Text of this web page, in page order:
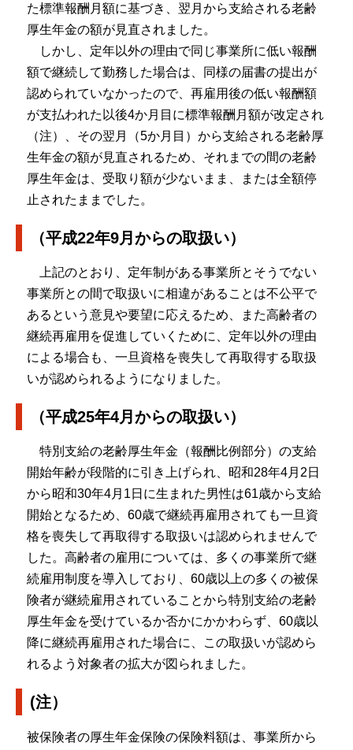
た標準報酬月額に基づき、翌月から支給される老齢
厚生年金の額が見直されました。
しかし、定年以外の理由で同じ事業所に低い報酬
額で継続して勤務した場合は、同様の届書の提出が
認められていなかったので、再雇用後の低い報酬額
が支払われた以後4か月目に標準報酬月額が改定され
（注）、その翌月（5か月目）から支給される老齢厚
生年金の額が見直されるため、それまでの間の老齢
厚生年金は、受取り額が少ないまま、または全額停
止されたままでした。
（平成22年9月からの取扱い）
上記のとおり、定年制がある事業所とそうでない
事業所との間で取扱いに相違があることは不公平で
あるという意見や要望に応えるため、また高齢者の
継続再雇用を促進していくために、定年以外の理由
による場合も、一旦資格を喪失して再取得する取扱
いが認められるようになりました。
（平成25年4月からの取扱い）
特別支給の老齢厚生年金（報酬比例部分）の支給
開始年齢が段階的に引き上げられ、昭和28年4月2日
から昭和30年4月1日に生まれた男性は61歳から支給
開始となるため、60歳で継続再雇用されても一旦資
格を喪失して再取得する取扱いは認められませんで
した。高齢者の雇用については、多くの事業所で継
続雇用制度を導入しており、60歳以上の多くの被保
険者が継続雇用されていることから特別支給の老齢
厚生年金を受けているか否かにかかわらず、60歳以
降に継続再雇用された場合に、この取扱いが認めら
れるよう対象者の拡大が図られました。
(注）
被保険者の厚生年金保険の保険料額は、事業所から